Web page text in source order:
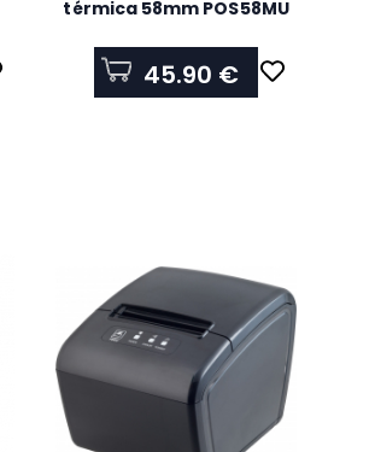
térmica 58mm POS58MU
45.90 €